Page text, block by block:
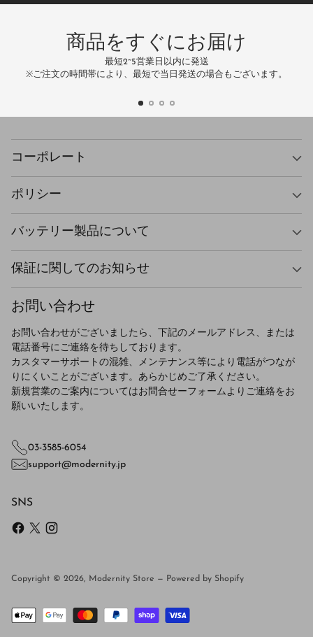
レ
商品をすぐにお届け
最短2~5営業日以内に発送
※ご注文の時間帯により、最短で当日発送の場合もございます。
コーポレート
ポリシー
バッテリー製品について
保証に関してのお知らせ
お問い合わせ
お問い合わせがございましたら、下記のメールアドレス、または
電話番号にご連絡を待ちしております。
カスタマーサポートの混雑、メンテナンス等により電話がつなが
りにくいことがございます。あらかじめご了承ください。
新規営業のご案内についてはお問合せーフォームよりご連絡をお
願いいたします。
03-3585-6054
support@modernity.jp
SNS
Copyright © 2026, Modernity Store — Powered by Shopify